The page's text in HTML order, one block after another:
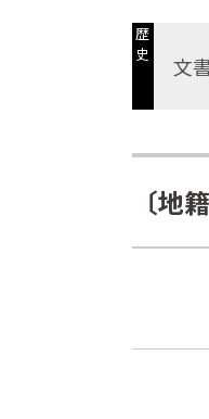
歴
史
文
〔地